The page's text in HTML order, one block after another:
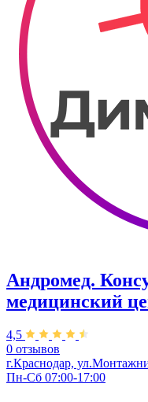
Андромед.
медицинский
4,5
0 отзывов
г.Краснодар,
Пн-Сб 07:00-17:00